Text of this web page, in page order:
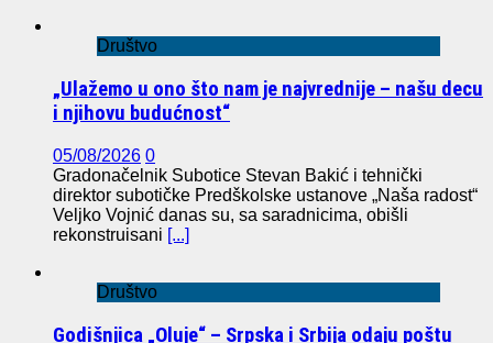
Društvo
„Ulažemo u ono što nam je najvrednije – našu decu
i njihovu budućnost“
05/08/2026 0
Gradonačelnik Subotice Stevan Bakić i tehnički
direktor subotičke Predškolske ustanove „Naša radost“
Veljko Vojnić danas su, sa saradnicima, obišli
rekonstruisani [...]
Društvo
Godišnjica „Oluje“ – Srpska i Srbija odaju poštu